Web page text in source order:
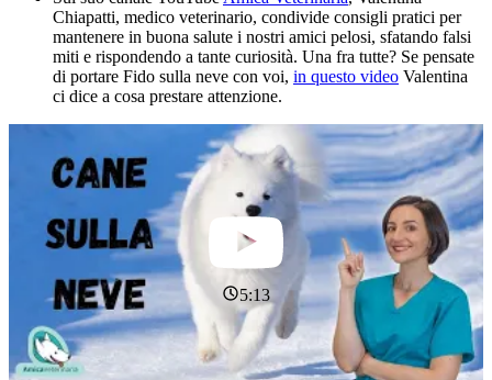
Chiapatti, medico veterinario, condivide consigli pratici per
mantenere in buona salute i nostri amici pelosi, sfatando falsi
miti e rispondendo a tante curiosità. Una fra tutte? Se pensate
di portare Fido sulla neve con voi, in questo video Valentina
ci dice a cosa prestare attenzione.
5:13